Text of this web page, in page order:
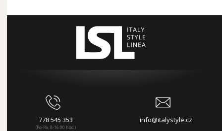
778 545 353
(Po-Pá, 8-16:00 hod.)
info@italystyle.cz